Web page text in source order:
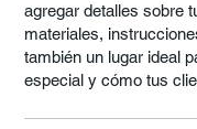
agregar detalles sobre
materiales,
también un lugar ideal
especial y cómo tus